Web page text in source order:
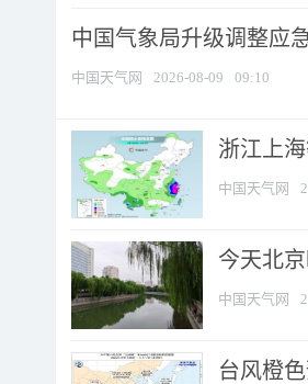
中国气象局升级调整应
中国天气网 2026-08-09 09:10
浙江上
中国天气网
今天北
中国天气网
台风橙